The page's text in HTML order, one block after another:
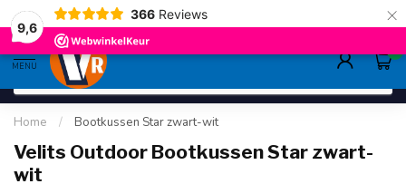
9,6
366 Reviews ×
gratis verzending>80,-
MENU
0
Home / Bootkussen Star zwart-wit
Velits Outdoor Bootkussen Star zwart-
wit